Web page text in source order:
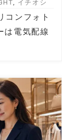
コンフォト
電気配線
イチオシ